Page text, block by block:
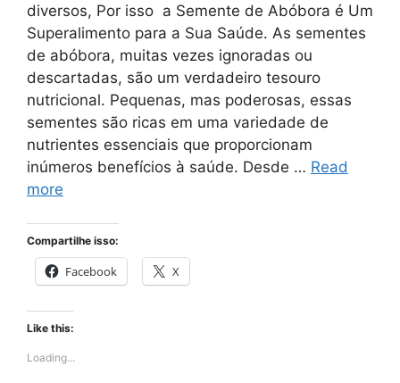
diversos, Por isso a Semente de Abóbora é Um
Superalimento para a Sua Saúde. As sementes
de abóbora, muitas vezes ignoradas ou
descartadas, são um verdadeiro tesouro
nutricional. Pequenas, mas poderosas, essas
sementes são ricas em uma variedade de
nutrientes essenciais que proporcionam
inúmeros benefícios à saúde. Desde … Read
more
Compartilhe isso:
Facebook X
Like this:
Loading...